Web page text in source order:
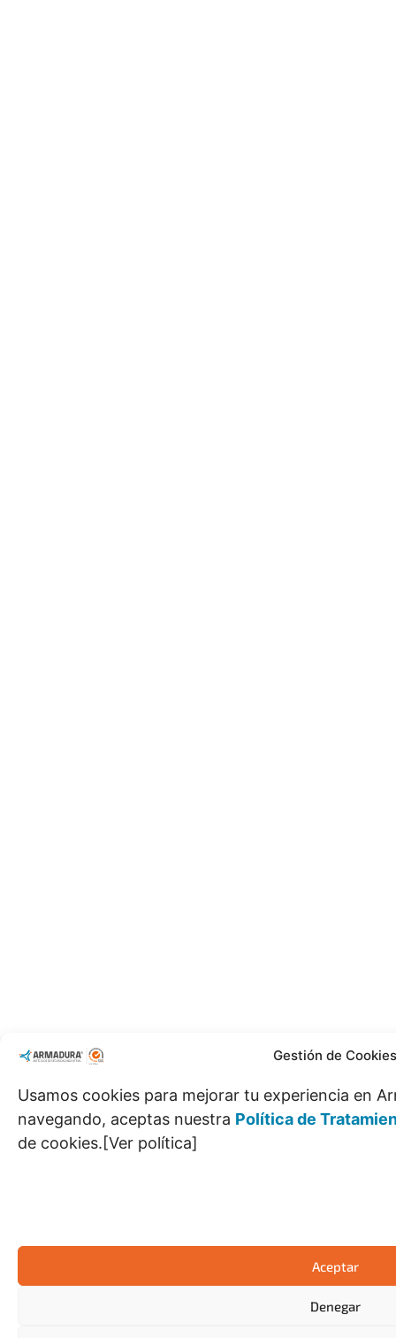
Gestión de Cookies
Usamos cookies para mejorar tu experiencia en
navegando, aceptas nuestra Política de
de cookies.[Ver política]
Aceptar
Denegar